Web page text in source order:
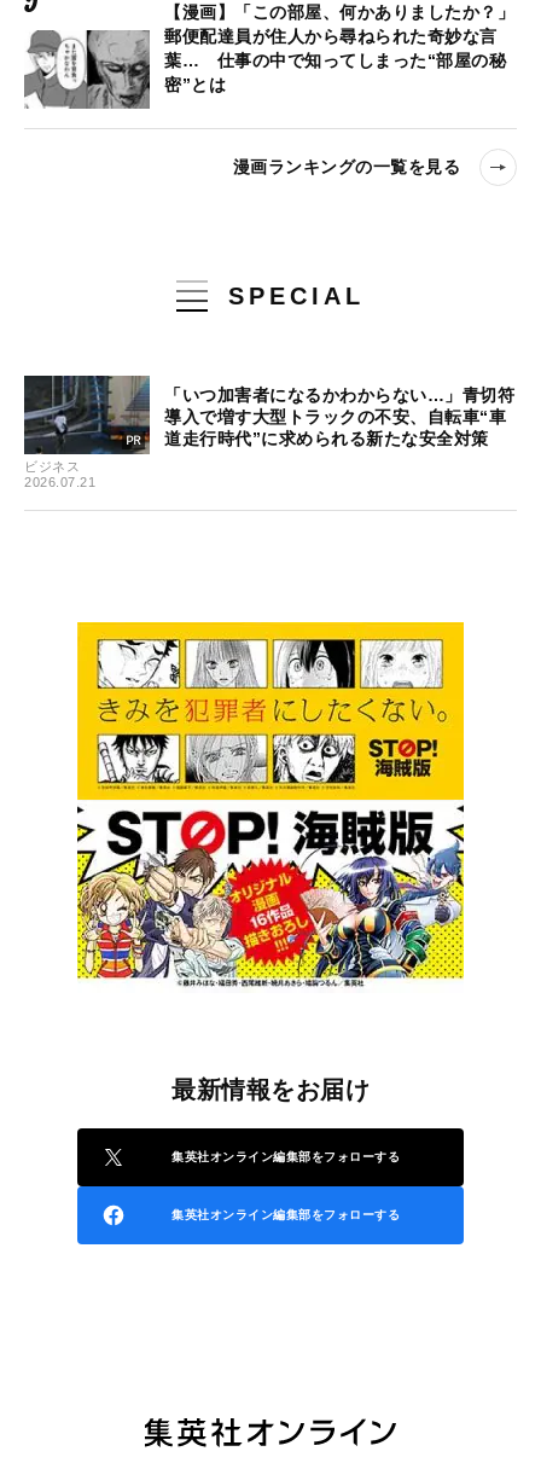
【漫画】「この部屋、何かありましたか？」
郵便配達員が住人から尋ねられた奇妙な言
葉… 仕事の中で知ってしまった“部屋の秘
密”とは
漫画ランキングの一覧を見る
SPECIAL
ビジネス
2026.07.21
「いつ加害者になるかわからない…」青切符
導入で増す大型トラックの不安、自転車“車
道走行時代”に求められる新たな安全対策
最新情報をお届け
集英社オンライン編集部をフォローする
集英社オンライン編集部をフォローする